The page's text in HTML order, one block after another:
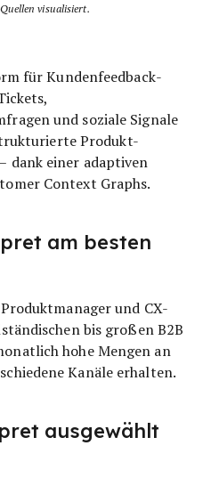
visualisiert.
für Kundenfeedback-
und soziale Signale
Produkt-
dank einer adaptiven
Context Graphs.
am besten
und CX-
bis großen B2B
hohe Mengen an
Kanäle erhalten.
ausgewählt